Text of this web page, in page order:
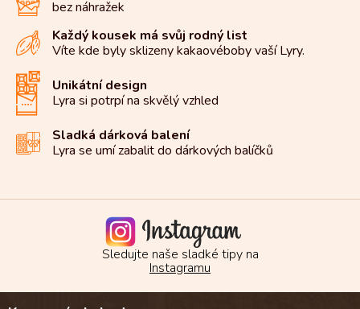
p
r
y
ý
p
bez náhražek
Každý kousek má svůj rodný list
Víte kde byly sklizeny kakaovéboby vaší Lyry.
Unikátní design
Lyra si potrpí na skvělý vzhled
Sladká dárková balení
Lyra se umí zabalit do dárkových balíčků
Sledujte naše sladké tipy na
Instagramu
Z